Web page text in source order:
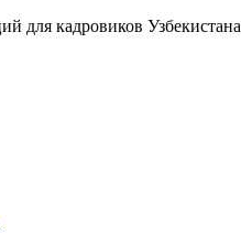
для кадровиков Узбекистана